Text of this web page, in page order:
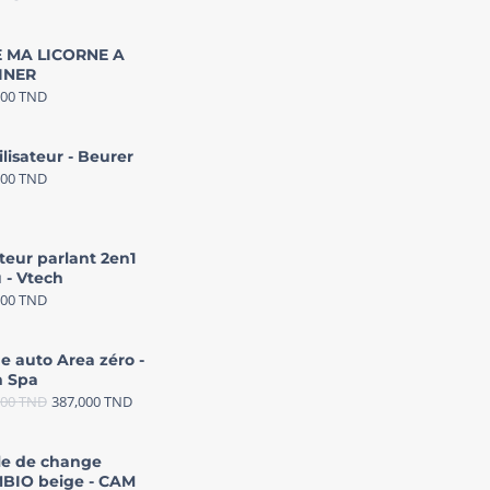
MA LICORNE A
TND
- Beurer
TND
parlant 2en1
- Vtech
TND
auto Area zéro -
Spa
TND 387,000TND
de change
beige - CAM